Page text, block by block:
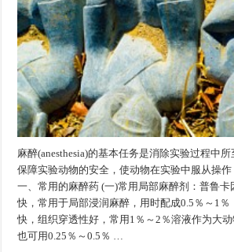
麻醉(anesthesia)的基本任务是消除实验过程中
保障实验动物的安全，使动物在实验中服从操作
一、常用的麻醉药 (一)常用局部麻醉剂：普鲁
快，常用于局部浸润麻醉，用时配成0.5％～1
快，组织穿透性好，常用1％～2％溶液作为大动
也可用0.25％～0.5％ …